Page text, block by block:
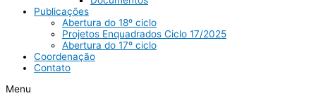
Publicações
Abertura do 18º ciclo
Projetos Enquadrados Ciclo 17/2025
Abertura do 17º ciclo
Coordenação
Contato
Menu